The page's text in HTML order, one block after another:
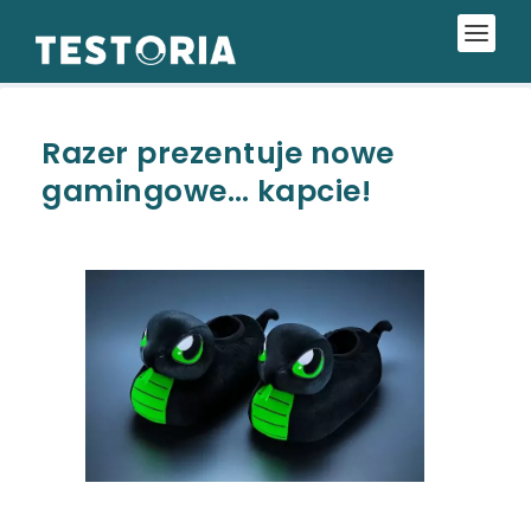
Razer prezentuje nowe
gamingowe… kapcie!